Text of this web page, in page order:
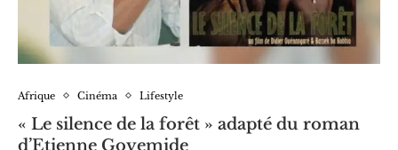
Afrique Cinéma Lifestyle
« Le silence de la forêt » adapté du roman
d’Etienne Goyemide